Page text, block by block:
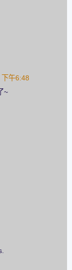
午6:48
~